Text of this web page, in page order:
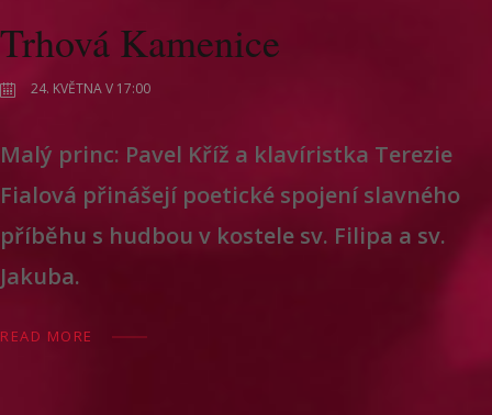
Trhová Kamenice
24. KVĚTNA V 17:00
Malý princ: Pavel Kříž a klavíristka Terezie
Fialová přinášejí poetické spojení slavného
příběhu s hudbou v kostele sv. Filipa a sv.
Jakuba.
READ MORE